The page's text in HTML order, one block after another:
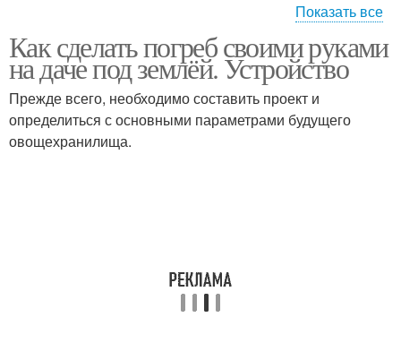
Пристенный погреб Погреб из пластика
Погреб без заглубления
Показать все
Как сделать погреб своими руками
на даче под землёй. Устройство
Прежде всего, необходимо составить проект и
определиться с основными параметрами будущего
овощехранилища.